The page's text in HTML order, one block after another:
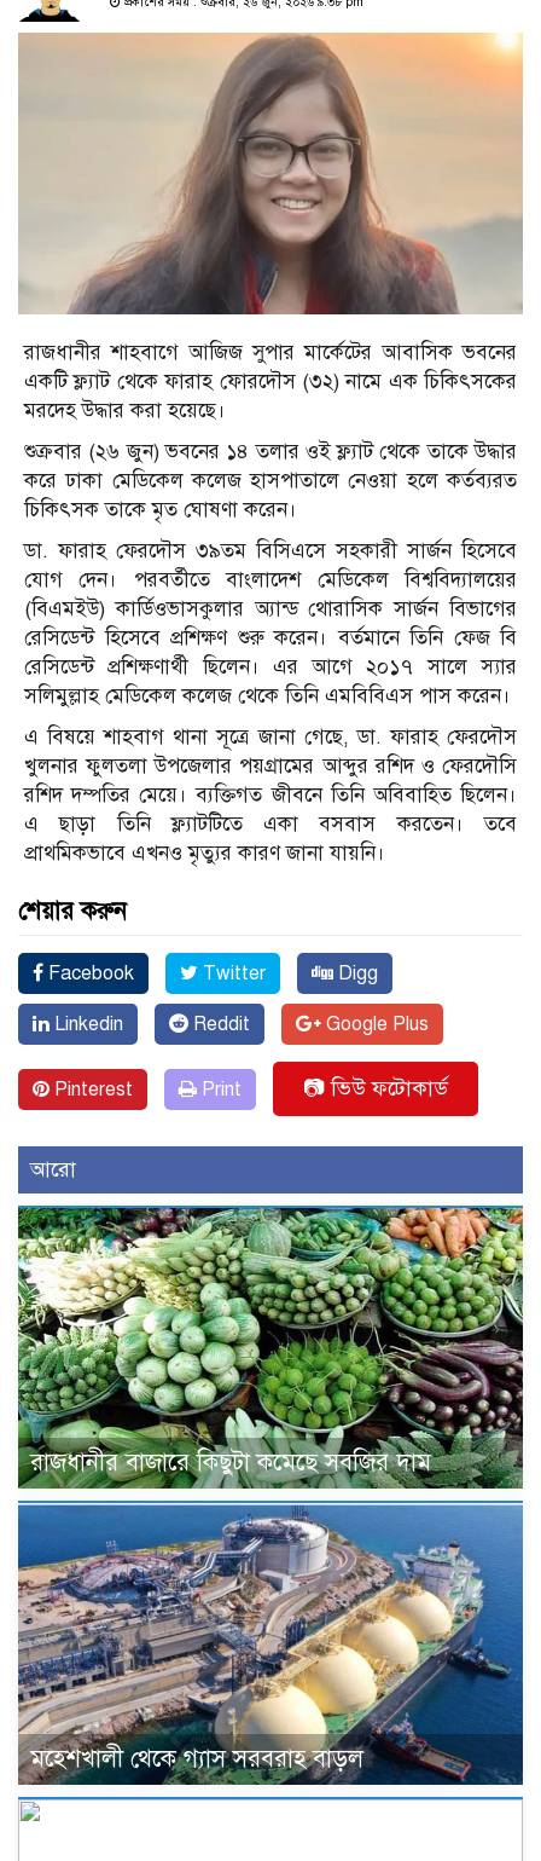
রাজধানীর শাহবাগে আজিজ সুপার মার্কেটের আবাসিক ভবনের
একটি ফ্ল্যাট থেকে ফারাহ ফোরদৌস (৩২) নামে এক চিকিৎসকের
মরদেহ উদ্ধার করা হয়েছে।
শুক্রবার (২৬ জুন) ভবনের ১৪ তলার ওই ফ্ল্যাট থেকে তাকে উদ্ধার
করে ঢাকা মেডিকেল কলেজ হাসপাতালে নেওয়া হলে কর্তব্যরত
চিকিৎসক তাকে মৃত ঘোষণা করেন।
ডা. ফারাহ ফেরদৌস ৩৯তম বিসিএসে সহকারী সার্জন হিসেবে
যোগ দেন। পরবর্তীতে বাংলাদেশ মেডিকেল বিশ্ববিদ্যালয়ের
(বিএমইউ) কার্ডিওভাসকুলার অ্যান্ড থোরাসিক সার্জন বিভাগের
রেসিডেন্ট হিসেবে প্রশিক্ষণ শুরু করেন। বর্তমানে তিনি ফেজ বি
রেসিডেন্ট প্রশিক্ষণার্থী ছিলেন। এর আগে ২০১৭ সালে স্যার
সলিমুল্লাহ মেডিকেল কলেজ থেকে তিনি এমবিবিএস পাস করেন।
এ বিষয়ে শাহবাগ থানা সূত্রে জানা গেছে, ডা. ফারাহ ফেরদৌস
খুলনার ফুলতলা উপজেলার পয়গ্রামের আব্দুর রশিদ ও ফেরদৌসি
রশিদ দম্পতির মেয়ে। ব্যক্তিগত জীবনে তিনি অবিবাহিত ছিলেন।
এ ছাড়া তিনি ফ্ল্যাটটিতে একা বসবাস করতেন। তবে
প্রাথমিকভাবে এখনও মৃত্যুর কারণ জানা যায়নি।
শেয়ার করুন
Facebook Twitter Digg
Linkedin Reddit Google Plus
Pinterest Print 📷 ভিউ ফটোকার্ড
আরো
রাজধানীর বাজারে কিছুটা কমেছে সবজির দাম
মহেশখালী থেকে গ্যাস সরবরাহ বাড়ল